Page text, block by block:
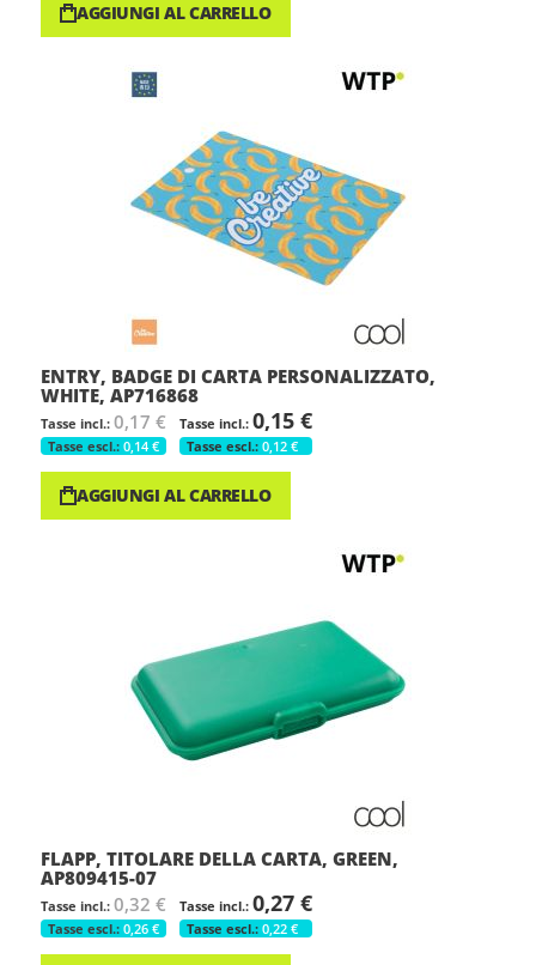
AGGIUNGI AL CARRELLO
ENTRY, BADGE DI CARTA PERSONALIZZATO,
WHITE, AP716868
0,17 €
0,14 €
0,15 €
0,12 €
AGGIUNGI AL CARRELLO
FLAPP, TITOLARE DELLA CARTA, GREEN,
AP809415-07
0,32 €
0,26 €
0,27 €
0,22 €